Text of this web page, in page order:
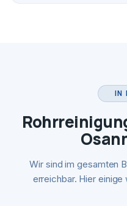
IN
Wir sind im gesamten
erreichbar. Hier einige